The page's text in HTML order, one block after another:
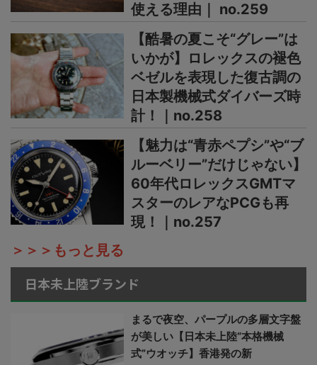
使える理由｜ no.259
【酷暑の夏こそ“グレー”は
いかが】ロレックスの褪色
ベゼルを表現した復古調の
日本製機械式ダイバーズ時
計！｜no.258
【魅力は“青赤ペプシ”や“ブ
ルーベリー”だけじゃない】
60年代ロレックスGMTマ
スターのレアなPCGも再
現！｜no.257
＞＞＞もっと見る
日本未上陸ブランド
まるで夜空、パープルの多層文字盤
が美しい【日本未上陸“本格機械
式”ウオッチ】香港発の新